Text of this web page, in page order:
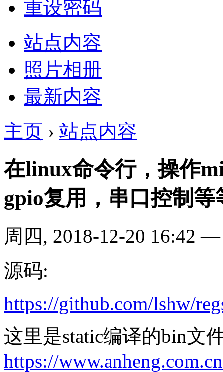
重设密码
站点内容
照片相册
最新内容
主页 › 站点内容
在linux命令行，操作
gpio复用，串口控制等
周四, 2018-12-20 16:42
源码:
https://github.com/lshw/
这里是static编译的bin文
https://